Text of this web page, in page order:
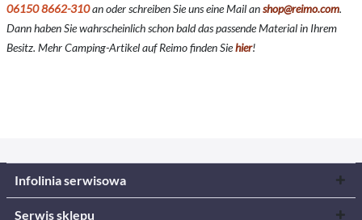
06150 8662-310an oder schreiben Sie uns eine Mail anshop@reimo.com.
Dann haben Sie wahrscheinlich schon bald das passende Material in Ihrem
Besitz. Mehr Camping-Artikel auf Reimo finden Siehier!
Infolinia serwisowa
Serwis sklepu